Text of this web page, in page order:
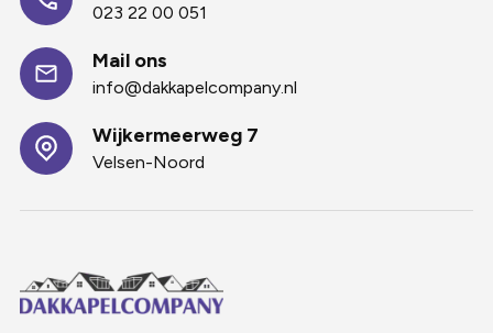
023 22 00 051
Mail ons
info@dakkapelcompany.nl
Wijkermeerweg 7
Velsen-Noord